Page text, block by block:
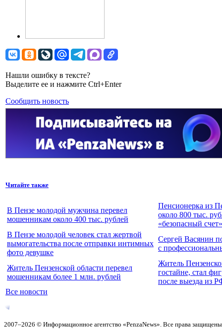
Нашли ошибку в тексте?
Выделите ее и нажмите Ctrl+Enter
Сообщить новость
Читайте также
В Пензе молодой мужчина перевел
мошенникам около 400 тыс. рублей
Пенсионерка из
около 800 тыс.
«безопасный счет»
В Пензе молодой человек стал жертвой
вымогательства после отправки интимных
фото девушке
Сергей Васянин
с
Житель Пензенской области перевел
мошенникам более 1 млн. рублей
Житель
гостайне, стал
после выезда из
Все новости
2007–2026 © Информационное агентство «PenzaNews». Все права